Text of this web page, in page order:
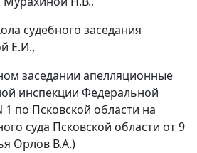
судебного заседания
Е.И.,
заседании апелляционные
инспекции Федеральной
по Псковской области на
суда Псковской области от 9
Орлов В.А.)